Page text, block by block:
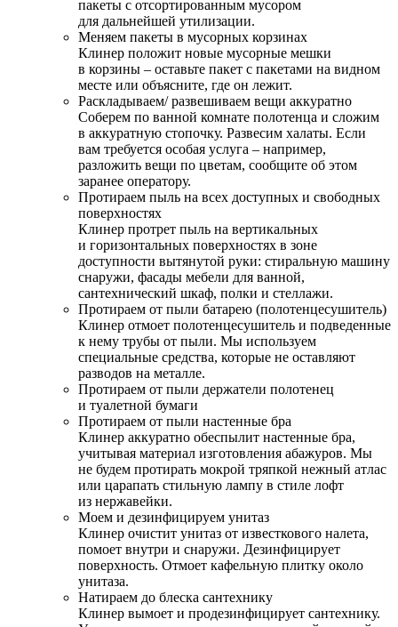
пакеты с отсортированным мусором
для дальнейшей утилизации.
Меняем пакеты в мусорных корзинах
Клинер положит новые мусорные мешки
в корзины – оставьте пакет с пакетами на видном
месте или объясните, где он лежит.
Раскладываем/ развешиваем вещи аккуратно
Соберем по ванной комнате полотенца и сложим
в аккуратную стопочку. Развесим халаты. Если
вам требуется особая услуга – например,
разложить вещи по цветам, сообщите об этом
заранее оператору.
Протираем пыль на всех доступных и свободных
поверхностях
Клинер протрет пыль на вертикальных
и горизонтальных поверхностях в зоне
доступности вытянутой руки: стиральную машину
снаружи, фасады мебели для ванной,
сантехнический шкаф, полки и стеллажи.
Протираем от пыли батарею (полотенцесушитель)
Клинер отмоет полотенцесушитель и подведенные
к нему трубы от пыли. Мы используем
специальные средства, которые не оставляют
разводов на металле.
Протираем от пыли держатели полотенец
и туалетной бумаги
Протираем от пыли настенные бра
Клинер аккуратно обеспылит настенные бра,
учитывая материал изготовления абажуров. Мы
не будем протирать мокрой тряпкой нежный атлас
или царапать стильную лампу в стиле лофт
из нержавейки.
Моем и дезинфицируем унитаз
Клинер очистит унитаз от известкового налета,
помоет внутри и снаружи. Дезинфицирует
поверхность. Отмоет кафельную плитку около
унитаза.
Натираем до блеска сантехнику
Клинер вымоет и продезинфицирует сантехнику.